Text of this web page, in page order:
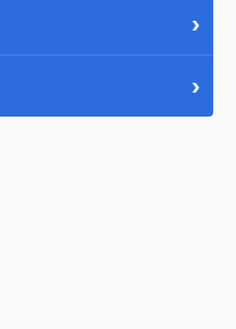
›
›